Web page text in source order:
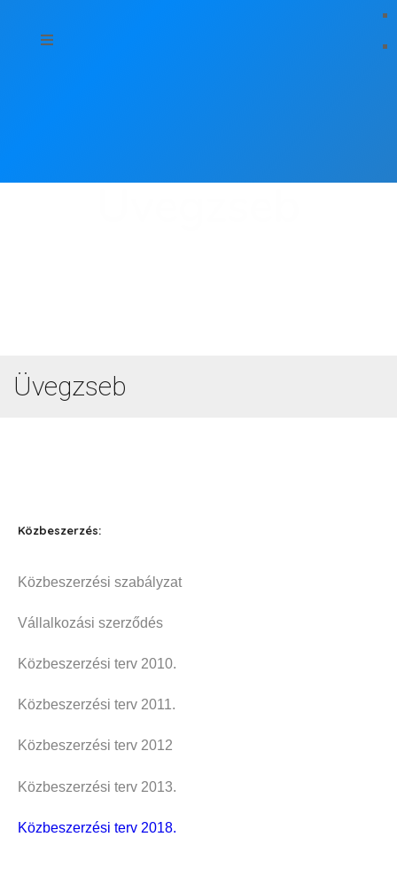
Üvegzseb
Közbeszerzés:
Közbeszerzési szabályzat
Vállalkozási szerződés
Közbeszerzési terv 2010.
Közbeszerzési terv 2011.
Közbeszerzési terv 2012
Közbeszerzési terv 2013.
Közbeszerzési terv 2018.